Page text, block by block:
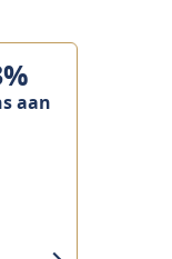
aan